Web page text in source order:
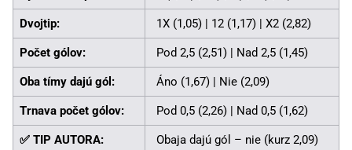
Dvojtip: 1X (1,05) | 12 (1,17) | X2 (2,82)
Počet gólov: Pod 2,5 (2,51) | Nad 2,5 (1,45)
Oba tímy dajú gól: Áno (1,67) | Nie (2,09)
Trnava počet gólov: Pod 0,5 (2,26) | Nad 0,5 (1,62)
✅ TIP AUTORA: Obaja dajú gól – nie (kurz 2,09)